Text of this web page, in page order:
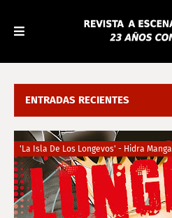
ENTRADAS RECIENTES
'La Isla De Los Longevos' - Hidra Manga